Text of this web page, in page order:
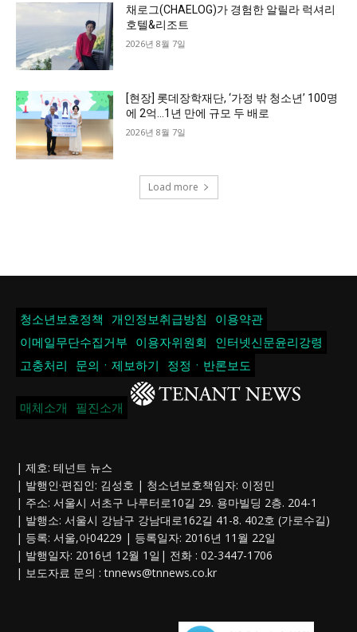
채로그(CHAELOG)가 경험한 알릴라 럭셔리
호텔&리조트
2026년 8월 7일
[현장] 롯데장학재단, ‘가정 밖 청소년’ 100명
에 2억…1년 만에 규모 두 배로
2026년 8월 7일
Load more
청소년보호정책 개인정보취급방침
이용약관
이메일무단수집거부
이용자위원회
인터넷신문윤리강령
고충처리
문의ㆍ제보하기 정정ㆍ반론보도
매체소개 필진소개
| 제호: 테넌트 뉴스
| 발행인·편집인: 김성호 | 청소년보호책임자: 이정민
| 주소: 서울시 서초구 나루터로10길 29. 용마빌딩 2층. 204-1
| 발행소: 서울시 강남구 강남대로162길 41-8. 402호 (가로수길)
| 등록: 서울,아04229 | 등록일자: 2016년 11월 22일
| 발행일자: 2016년 12월 1일| 전화 : 02-3447-1706
| 보도자료 문의 :tnnews@tnnews.co.kr